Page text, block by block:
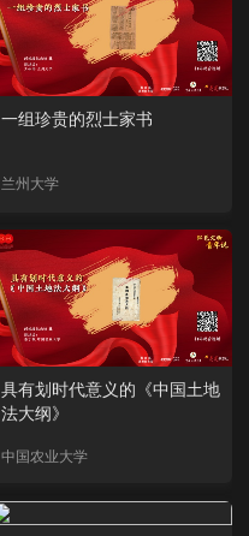
一组珍贵的烈士家书
兰州大学
具有划时代意义的《中国土地
法大纲》
中国农业大学